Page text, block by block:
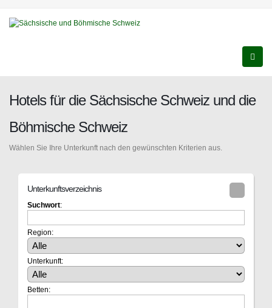
Hotels für die Sächsische Schweiz und die
Böhmische Schweiz
Wählen Sie Ihre Unterkunft nach den gewünschten Kriterien aus.
Unterkunftsverzeichnis
Suchwort:
Region:
Unterkunft:
Betten: